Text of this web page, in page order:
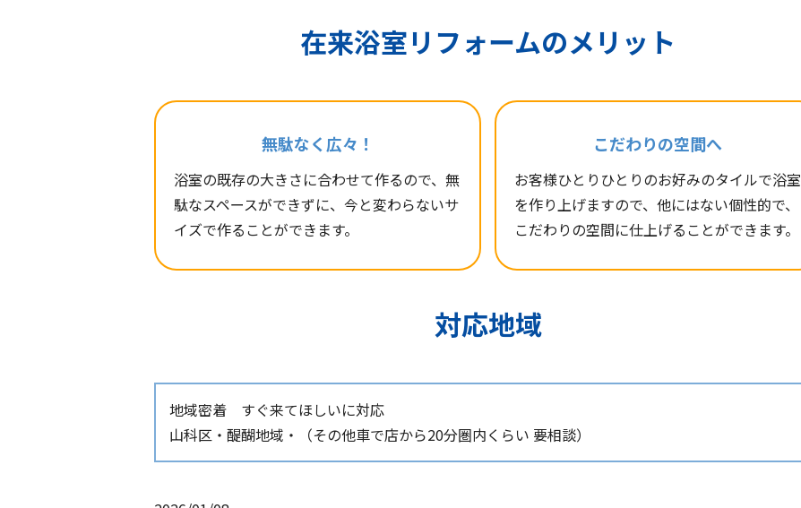
在来浴室リフォームのメリット
無駄なく広々！
浴室の既存の大きさに合わせて作るので、無
駄なスペースができずに、今と変わらないサ
イズで作ることができます。
こだわりの空間へ
お客様ひとりひとりのお好みのタイルで浴室
を作り上げますので、他にはない個性的で、
こだわりの空間に仕上げることができます。
対応地域
地域密着 すぐ来てほしいに対応
山科区・醍醐地域・（その他車で店から20分圏内くらい 要相談）